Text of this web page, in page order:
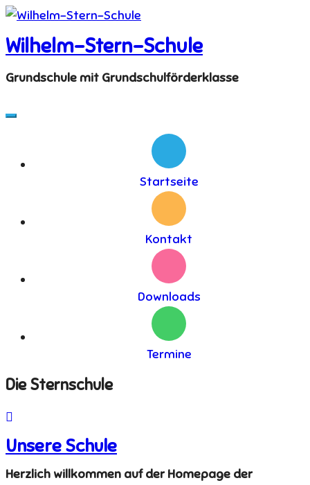
Skip
to
content
Wilhelm-Stern-Schule
Grundschule mit Grundschulförderklasse
Startseite
Kontakt
Downloads
Termine
Die Sternschule
Unsere Schule
Herzlich willkommen auf der Homepage der